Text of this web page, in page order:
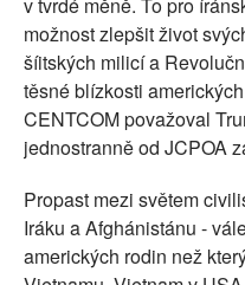
v tvrdé měně. To pro
možnost zlepšit život
šíitských milicí a
těsné blízkosti
CENTCOM považoval
jednostranně od JCPOA
Propast mezi světem
Iráku a Afghánistánu -
amerických rodin než